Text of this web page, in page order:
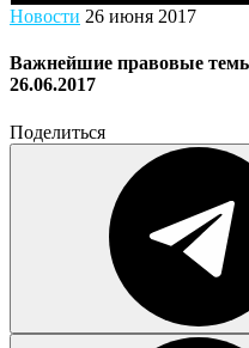
Новости 26 июня 2017
Важнейшие правовые
26.06.2017
Поделиться